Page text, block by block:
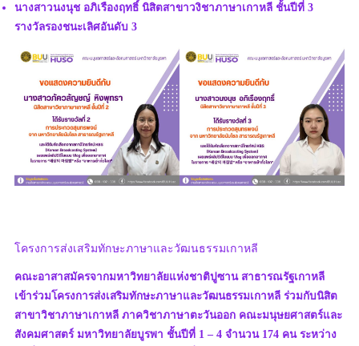
นางสาวนงนุช อภิเรืองฤทธิ์ นิสิตสาขาวงิชาภาษาเกาหลี ชั้นปีที่ 3
รางวัลรองชนะเลิศอันดับ 3
โครงการส่งเสริมทักษะภาษาและวัฒนธรรมเกาหลี
คณะอาสาสมัครจากมหาวิทยาลัยแห่งชาติปูซาน สาธารณรัฐเกาหลี
เข้าร่วมโครงการส่งเสริมทักษะภาษาและวัฒนธรรมเกาหลี ร่วมกับนิสิต
สาขาวิชาภาษาเกาหลี ภาควิชาภาษาตะวันออก คณะมนุษยศาสตร์และ
สังคมศาสตร์ มหาวิทยาลัยบูรพา ชั้นปีที่ 1 – 4 จำนวน 174 คน ระหว่าง